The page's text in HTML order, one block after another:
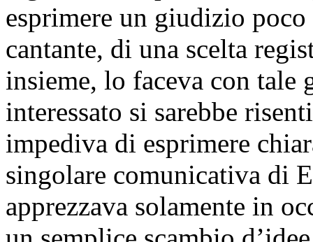
esprimere un giudizio
cantante, di una scelta
insieme, lo faceva con tale
interessato si sarebbe
impediva di esprimere
singolare comunicativa di
apprezzava solamente in